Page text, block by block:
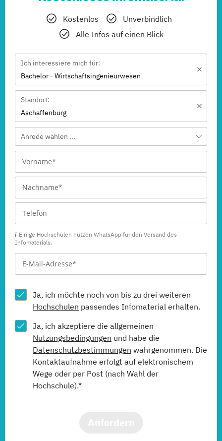
Kostenlos
Unverbindlich
Alle Infos auf einen Blick
Ich interessiere mich für:
Bachelor - Wirtschaftsingenieurwesen
Standort:
Aschaffenburg
Anrede wählen ...
Einige Hochschulen nutzen WhatsApp für den Versand des
Infomaterials.
Ja, ich möchte noch von bis zu drei weiteren
Hochschulen passendes Infomaterial erhalten.
Ja, ich akzeptiere die allgemeinen
Nutzungsbedingungen und habe die
Datenschutzbestimmungen wahrgenommen. Die
Kontaktaufnahme erfolgt auf elektronischem
Wege oder per Post (nach Wahl der
Hochschule).*